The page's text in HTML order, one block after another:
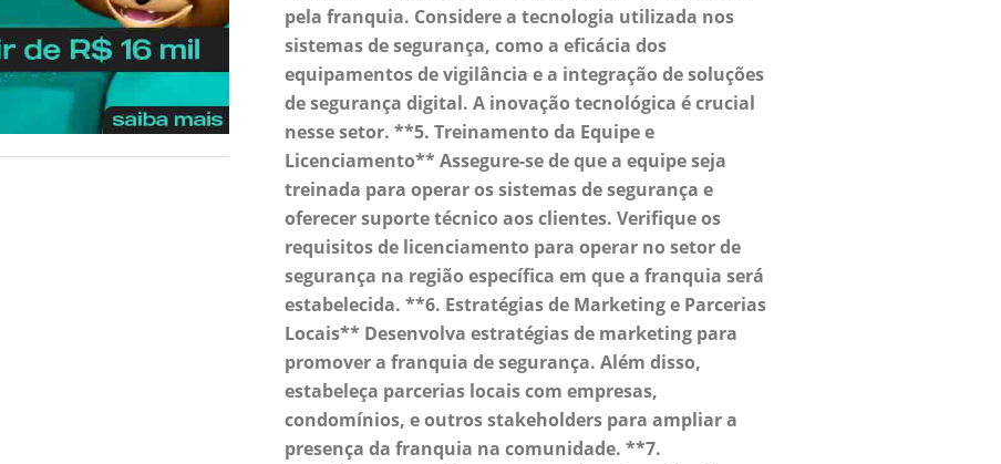
pela franquia. Considere a tecnologia utilizada nos
sistemas de segurança, como a eficácia dos
equipamentos de vigilância e a integração de soluções
de segurança digital. A inovação tecnológica é crucial
nesse setor. **5. Treinamento da Equipe e
Licenciamento** Assegure-se de que a equipe seja
treinada para operar os sistemas de segurança e
oferecer suporte técnico aos clientes. Verifique os
requisitos de licenciamento para operar no setor de
segurança na região específica em que a franquia será
estabelecida. **6. Estratégias de Marketing e Parcerias
Locais** Desenvolva estratégias de marketing para
promover a franquia de segurança. Além disso,
estabeleça parcerias locais com empresas,
condomínios, e outros stakeholders para ampliar a
presença da franquia na comunidade. **7.